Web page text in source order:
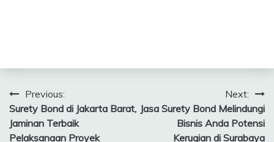
Navigasi
pos
Previous:
Surety Bond di Jakarta Barat,
Jaminan Terbaik
Pelaksanaan Proyek
Next:
Jasa Surety Bond Melindungi
Bisnis Anda Potensi
Kerugian di Surabaya